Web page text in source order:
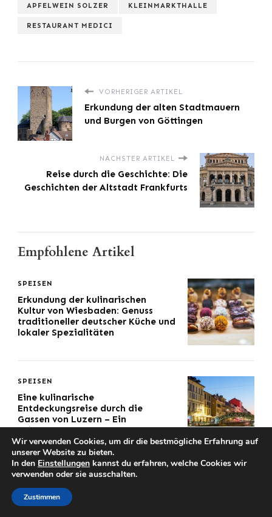
APFELWEIN SOLZER KLEINMARKTHALLE
RESTAURANT MEDICI
VORHERIGER ARTIKEL
Erkundung der alten Stadtmauern
und Burgen von Göttingen
NÄCHSTER ARTIKEL
Reise durch die Geschichte: Die
Geschichten der Altstadt Frankfurts
Empfohlene Artikel
SPEISEN
Erkundung der kulinarischen
Kultur von Wiesbaden: Genuss
traditioneller deutscher Küche und
lokaler Spezialitäten
SPEISEN
Eine kulinarische
Entdeckungsreise durch die
Gassen von Luzern – Ein
Feinschmecker-Abenteuer
SPEISEN
Madrid kulinarische
Entdeckungsreise:
Wir verwenden Cookies, um dir die bestmögliche Erfahrung auf
unserer Website zu bieten.
In den Einstellungen kannst du erfahren, welche Cookies wir
verwenden oder sie ausschalten.
Zustimmen